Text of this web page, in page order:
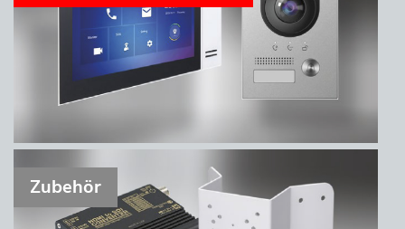
Zubehör